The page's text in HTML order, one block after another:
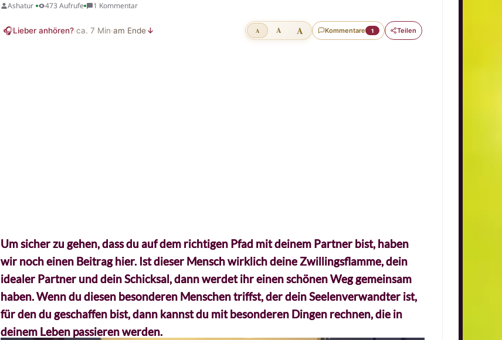
Ashatur 473 Aufrufe 1 Kommentar
🎧Lieber anhören?·ca.7 Min·am Ende ↓ A A A Kommentare 1 Teilen
Um sicher zu gehen, dass du auf dem richtigen Pfad mit deinem Partner bist, haben
wir noch einen Beitrag hier. Ist dieser Mensch wirklich deine Zwillingsflamme, dein
idealer Partner und dein Schicksal, dann werdet ihr einen schönen Weg gemeinsam
haben.Wenn du diesen besonderen Menschen triffst, der dein Seelenverwandter ist,
für den du geschaffen bist, dann kannst du mit besonderen Dingen rechnen, die in
deinem Leben passieren werden.